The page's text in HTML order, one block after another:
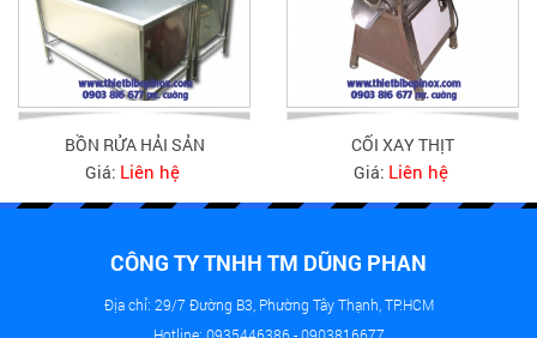
BỒN RỬA HẢI SẢN
Giá: Liên hệ
CỐI XAY THỊT
Giá: Liên hệ
CÔNG TY TNHH TM DŨNG PHAN
Địa chỉ: 29/7 Đường B3, Phường Tây Thạnh, TP.HCM
Hotline: 0935446386 - 0903816677